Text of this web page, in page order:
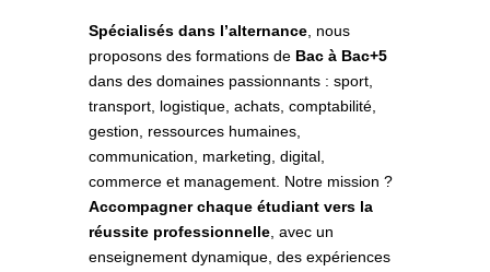
Spécialisés dans l’alternance, nous
proposons des formations de Bac à Bac+5
dans des domaines passionnants : sport,
transport, logistique, achats, comptabilité,
gestion, ressources humaines,
communication, marketing, digital,
commerce et management. Notre mission ?
Accompagner chaque étudiant vers la
réussite professionnelle, avec un
enseignement dynamique, des expériences